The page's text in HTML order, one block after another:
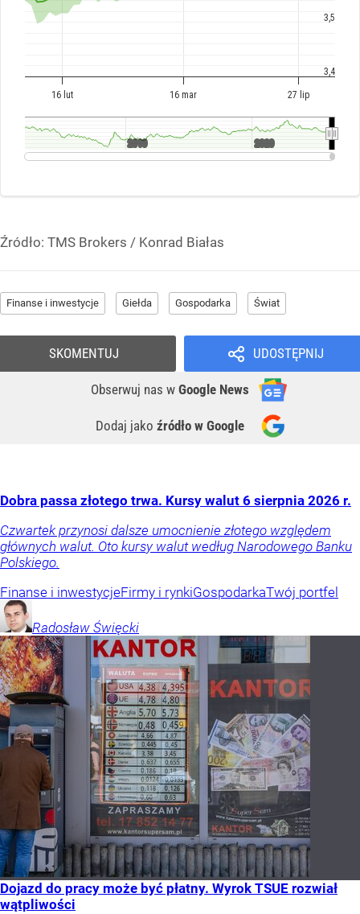
Źródło: TMS Brokers / Konrad Białas
Finanse i inwestycje Giełda Gospodarka Świat
UDOSTĘPNIJ
Obserwuj nas w Google News
Dodaj jako źródło w Google
SKOMENTUJ
Dobra passa złotego trwa. Kursy walut 6 sierpnia 2026 r.
Czwartek przynosi dalsze umocnienie złotego względem
głównych walut. Oto kursy walut według Narodowego Banku
Polskiego.
Finanse i inwestycjeFirmy i rynkiGospodarkaTwój portfel
Radosław Święcki
Dojazd do pracy może być płatny. Wyrok TSUE rozwiał
wątpliwości